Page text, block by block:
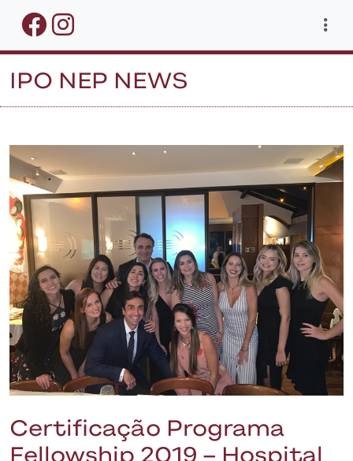
IPO NEP NEWS
Certificação Programa
Fellowship 2019 – Hospital